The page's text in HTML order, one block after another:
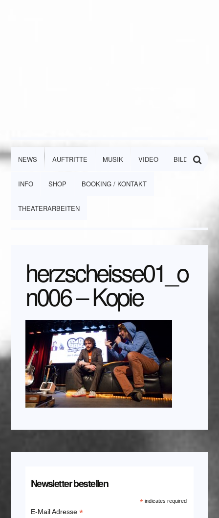
NEWS AUFTRITTE MUSIK VIDEO BILDER
INFO SHOP BOOKING / KONTAKT
THEATERARBEITEN
herzscheisse01_o
n006 – Kopie
Newsletter bestellen
* indicates required
E-Mail Adresse *